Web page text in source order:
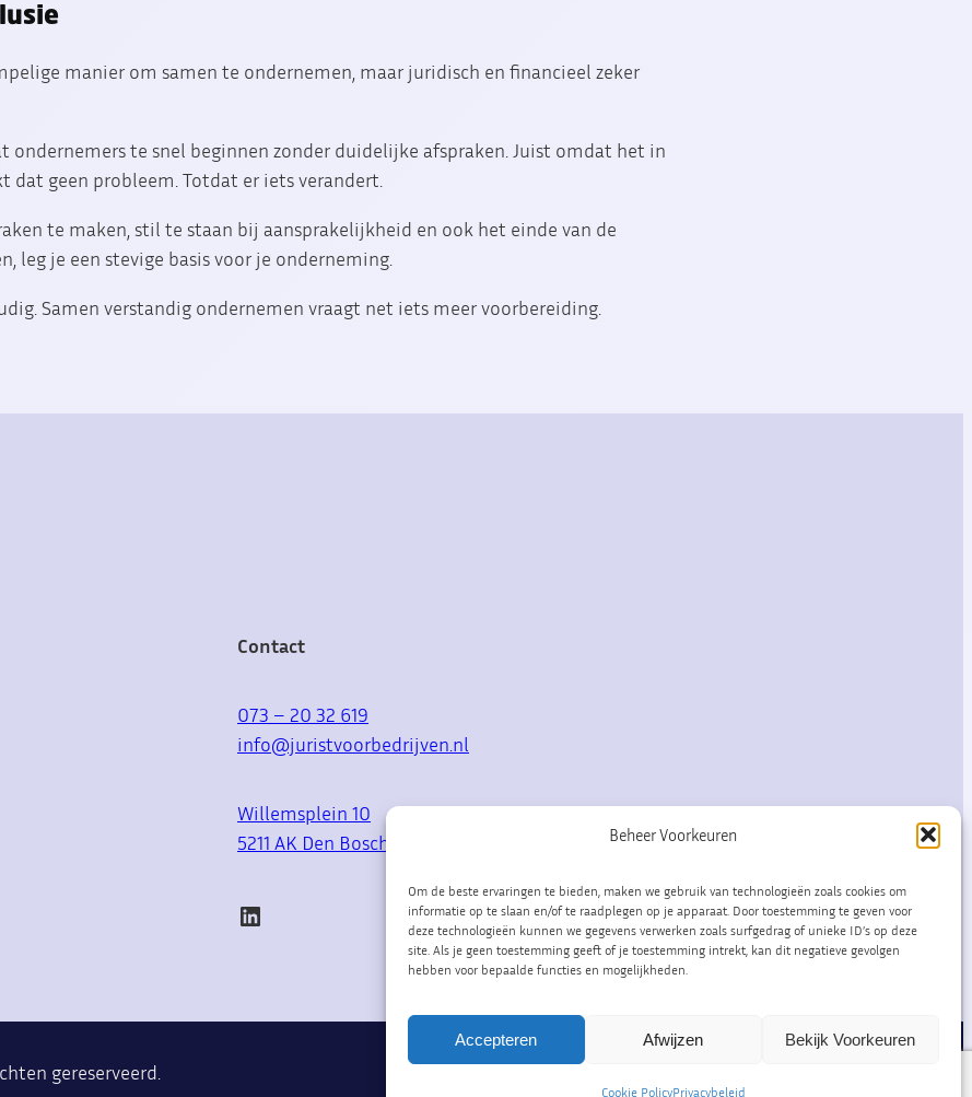
Beheer Voorkeuren
Om de beste ervaringen te bieden, maken we gebruik van technologieën zoals cookies om
informatie op te slaan en/of te raadplegen op je apparaat. Door toestemming te geven voor
deze technologieën kunnen we gegevens verwerken zoals surfgedrag of unieke ID’s op deze
site. Als je geen toestemming geeft of je toestemming intrekt, kan dit negatieve gevolgen
hebben voor bepaalde functies en mogelijkheden.
Accepteren Afwijzen Bekijk Voorkeuren
Cookie PolicyPrivacybeleid
manier om samen te ondernemen, maar juridisch en financieel zeker
ondernemers te snel beginnen zonder duidelijke afspraken. Juist omdat het in
dat geen probleem. Totdat er iets verandert.
te maken, stil te staan bij aansprakelijkheid en ook het einde van de
leg je een stevige basis voor je onderneming.
Samen verstandig ondernemen vraagt net iets meer voorbereiding.
Contact
073 – 20 32 619
info@juristvoorbedrijven.nl
Willemsplein 10
5211 AK Den Bosch
LinkedIn
gereserveerd.